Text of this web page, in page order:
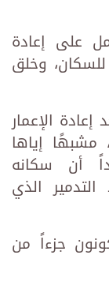
على إعادة
وخلق
الإعمار
إياها
أن سكانه
الذي
جزءاً من